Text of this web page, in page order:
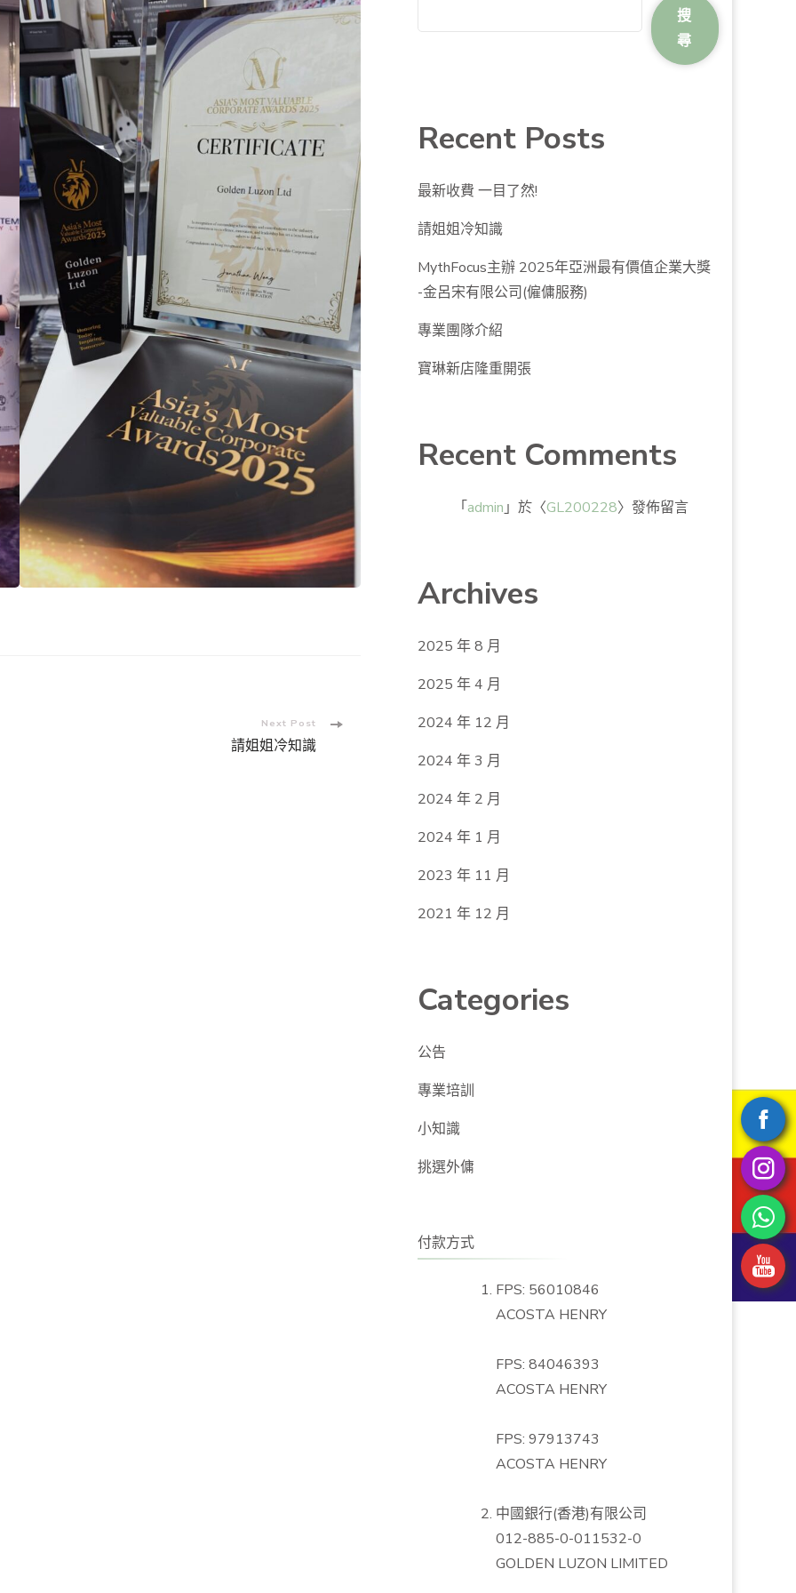
Next Post
請姐姐冷知識
搜
尋
Recent Posts
最新收費 一目了然!
請姐姐冷知識
MythFocus主辦 2025年亞洲最有價值企業大獎
-金呂宋有限公司(僱傭服務)
專業團隊介紹
寶琳新店隆重開張
Recent Comments
「 admin 」於〈GL200228〉發佈留言
Archives
2025 年 8 月
2025 年 4 月
2024 年 12 月
2024 年 3 月
2024 年 2 月
2024 年 1 月
2023 年 11 月
2021 年 12 月
Categories
公告
專業培訓
小知識
挑選外傭
付款方式
FPS: 56010846
ACOSTA HENRY
FPS: 84046393
ACOSTA HENRY
FPS: 97913743
ACOSTA HENRY
中國銀行(香港)有限公司
012-885-0-011532-0
GOLDEN LUZON LIMITED